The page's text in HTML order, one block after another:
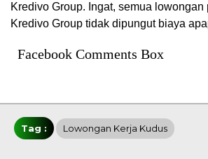
Kredivo Group. Ingat, semua lowongan
Kredivo Group tidak dipungut biaya
Facebook Comments Box
Tag : Lowongan Kerja Kudus